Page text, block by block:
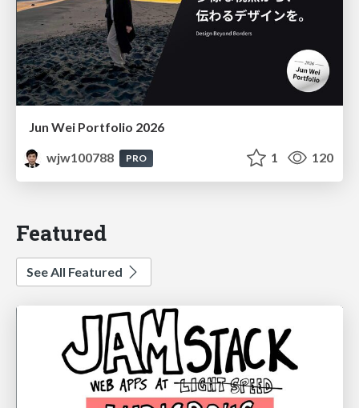
Jun Wei Portfolio 2026
wjw100788
PRO 1 120
Featured
See All Featured